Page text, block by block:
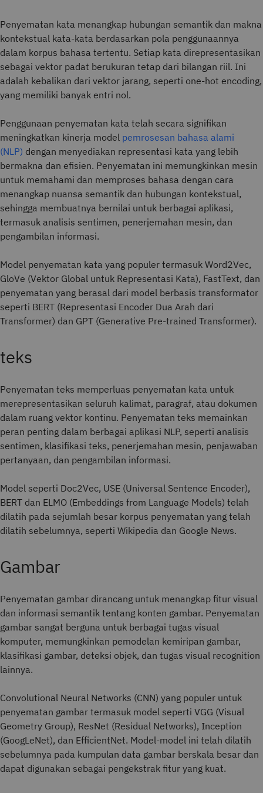
Penyematan kata menangkap hubungan semantik dan makna
kontekstual kata-kata berdasarkan pola penggunaannya
dalam korpus bahasa tertentu. Setiap kata direpresentasikan
sebagai vektor padat berukuran tetap dari bilangan riil. Ini
adalah kebalikan dari vektor jarang, seperti one-hot encoding,
yang memiliki banyak entri nol.
Penggunaan penyematan kata telah secara signifikan
meningkatkan kinerja model pemrosesan bahasa alami
(NLP) dengan menyediakan representasi kata yang lebih
bermakna dan efisien. Penyematan ini memungkinkan mesin
untuk memahami dan memproses bahasa dengan cara
menangkap nuansa semantik dan hubungan kontekstual,
sehingga membuatnya bernilai untuk berbagai aplikasi,
termasuk analisis sentimen, penerjemahan mesin, dan
pengambilan informasi.
Model penyematan kata yang populer termasuk Word2Vec,
GloVe (Vektor Global untuk Representasi Kata), FastText, dan
penyematan yang berasal dari model berbasis transformator
seperti BERT (Representasi Encoder Dua Arah dari
Transformer) dan GPT (Generative Pre-trained Transformer).
teks
Penyematan teks memperluas penyematan kata untuk
merepresentasikan seluruh kalimat, paragraf, atau dokumen
dalam ruang vektor kontinu. Penyematan teks memainkan
peran penting dalam berbagai aplikasi NLP, seperti analisis
sentimen, klasifikasi teks, penerjemahan mesin, penjawaban
pertanyaan, dan pengambilan informasi.
Model seperti Doc2Vec, USE (Universal Sentence Encoder),
BERT dan ELMO (Embeddings from Language Models) telah
dilatih pada sejumlah besar korpus penyematan yang telah
dilatih sebelumnya, seperti Wikipedia dan Google News.
Gambar
Penyematan gambar dirancang untuk menangkap fitur visual
dan informasi semantik tentang konten gambar. Penyematan
gambar sangat berguna untuk berbagai tugas visual
komputer, memungkinkan pemodelan kemiripan gambar,
klasifikasi gambar, deteksi objek, dan tugas visual recognition
lainnya.
Convolutional Neural Networks (CNN) yang populer untuk
penyematan gambar termasuk model seperti VGG (Visual
Geometry Group), ResNet (Residual Networks), Inception
(GoogLeNet), dan EfficientNet. Model-model ini telah dilatih
sebelumnya pada kumpulan data gambar berskala besar dan
dapat digunakan sebagai pengekstrak fitur yang kuat.